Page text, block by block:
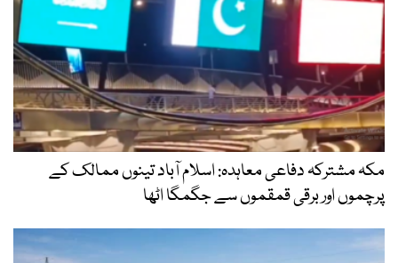
مکہ مشترکہ دفاعی معاہدہ: اسلام آباد تینوں ممالک کے
پرچموں اور برقی قمقموں سے جگمگا اٹھا